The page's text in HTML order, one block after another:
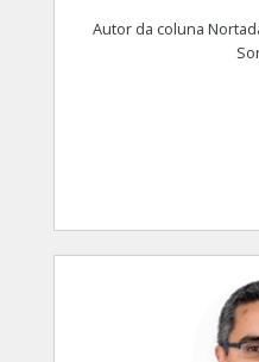
Autor da coluna